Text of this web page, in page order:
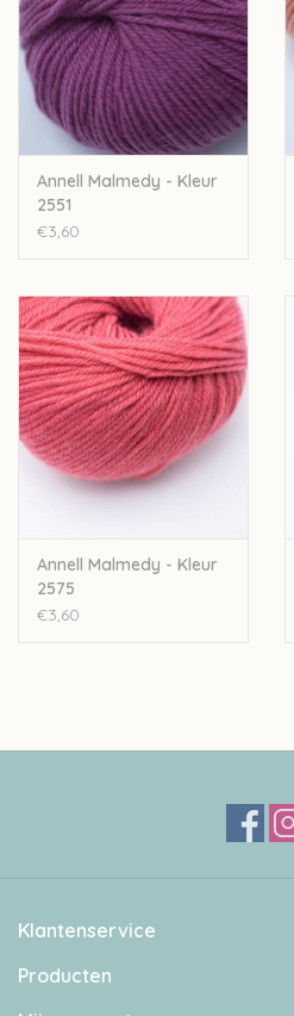
Annell Malmedy - Kleur
2551
€3,60
Annell Malmedy - Kleur
2575
€3,60
Klantenservice
Producten